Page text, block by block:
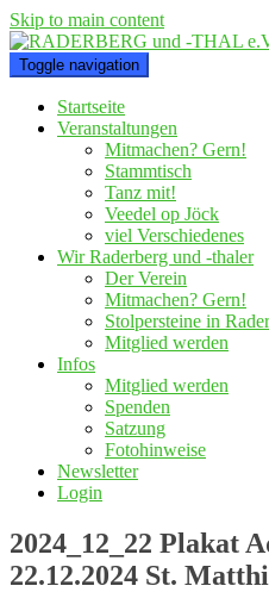
Skip to main content
Toggle navigation
Startseite
Veranstaltungen
Mitmachen? Gern!
Stammtisch
Tanz mit!
Veedel op Jöck
viel Verschiedenes
Wir Raderberg und -thaler
Der Verein
Mitmachen? Gern!
Stolpersteine in
Mitglied werden
Infos
Mitglied werden
Spenden
Satzung
Fotohinweise
Newsletter
Login
2024_12_22 Plakat
22.12.2024 St.